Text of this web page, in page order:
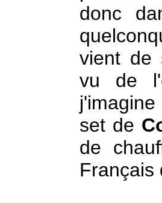
donc
vient de
vu de
set de
de